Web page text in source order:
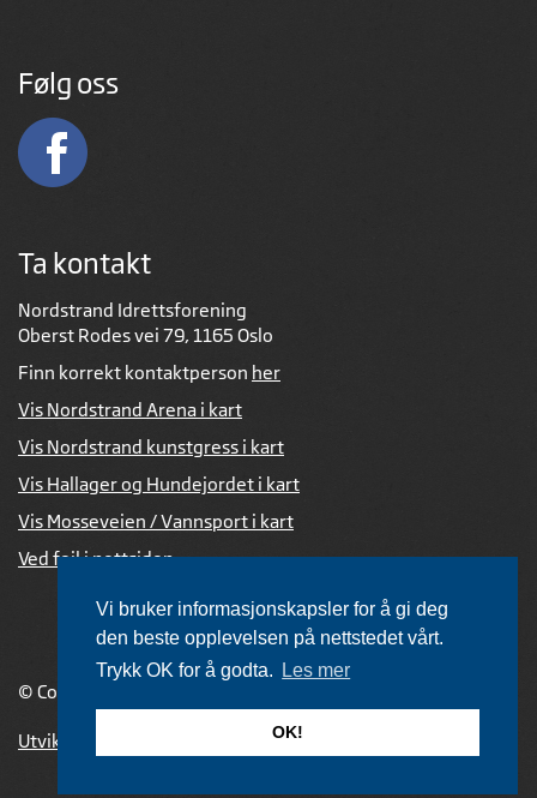
Vi bruker informasjonskapsler for å gi deg
den beste opplevelsen på nettstedet vårt.
Trykk OK for å godta.
Les mer
OK!
Følg oss
Ta kontakt
Nordstrand Idrettsforening
Oberst Rodes vei 79, 1165 Oslo
Finn korrekt kontaktperson her
Vis Nordstrand Arena i kart
Vis Nordstrand kunstgress i kart
Vis Hallager og Hundejordet i kart
Vis Mosseveien / Vannsport i kart
Ved feil i nettsiden
© Copyright 2026 |
Utviklet av Netlab publiseres med eRedaktør